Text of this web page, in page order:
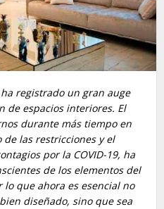
registrado un gran auge
de espacios interiores. El
durante más tiempo en
las restricciones y el
por la COVID-19, ha
de los elementos del
que ahora es esencial no
diseñado, sino que sea